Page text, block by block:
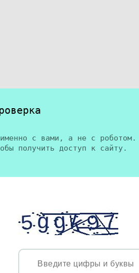
с вами, а не с роботом.
получить доступ к сайту.